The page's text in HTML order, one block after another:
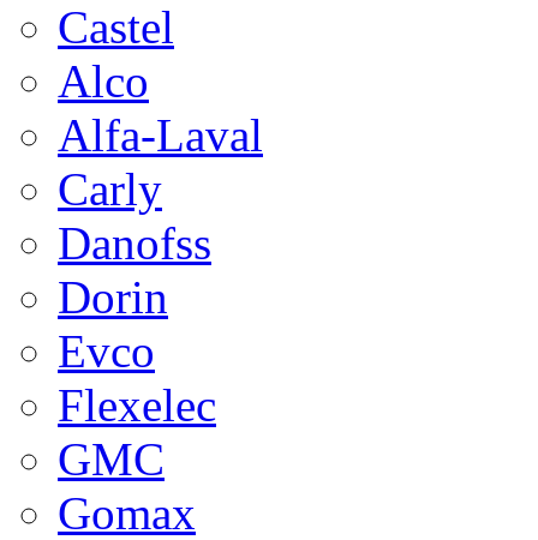
Castel
Alco
Alfa-Laval
Carly
Danofss
Dorin
Evco
Flexelec
GMC
Gomax